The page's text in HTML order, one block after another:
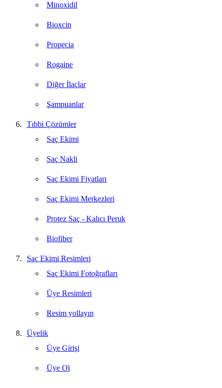
Minoxidil
Bioxcin
Propecia
Rogaine
Diğer İlaçlar
Şampuanlar
Tıbbi Çözümler
Saç Ekimi
Saç Nakli
Saç Ekimi Fiyatları
Saç Ekimi Merkezleri
Protez Saç - Kalıcı Peruk
Biofiber
Saç Ekimi Resimleri
Saç Ekimi Fotoğrafları
Üye Resimleri
Resim yollayın
Üyelik
Üye Girişi
Üye Ol